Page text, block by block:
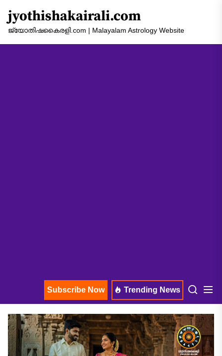
the
jyothishakairali.com
ജ്യോതിഷകൈരളി.com | Malayalam Astrology Website
Subscribe Now Trending News